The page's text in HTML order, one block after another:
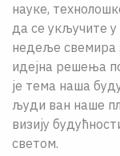
науке,
да се укључите
недеље свемира
идејна решења
је тема наша
људи ван наше
визију
светом.